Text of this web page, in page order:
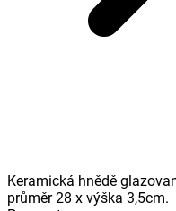
Keramická hnědě
průměr 28 x výška 3,5cm.